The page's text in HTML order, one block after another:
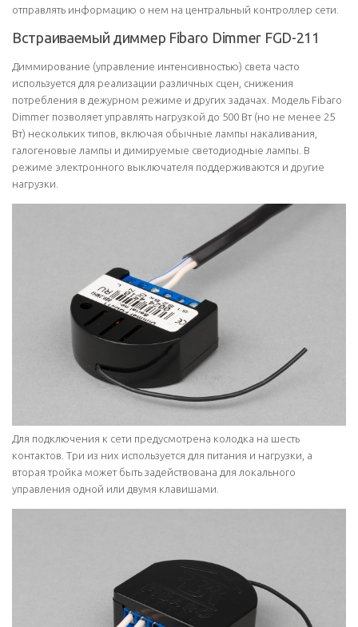
отправлять информацию о нем на центральный контроллер сети.
Встраиваемый диммер Fibaro Dimmer FGD-211
Диммирование (управление интенсивностью) света часто
используется для реализации различных сцен, снижения
потребления в дежурном режиме и других задачах. Модель Fibaro
Dimmer позволяет управлять нагрузкой до 500 Вт (но не менее 25
Вт) нескольких типов, включая обычные лампы накаливания,
галогеновые лампы и димируемые светодиодные лампы. В
режиме электронного выключателя поддерживаются и другие
нагрузки.
Для подключения к сети предусмотрена колодка на шесть
контактов. Три из них используется для питания и нагрузки, а
вторая тройка может быть задействована для локального
управления одной или двумя клавишами.